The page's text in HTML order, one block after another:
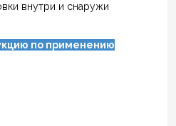
внутри и снаружи
по применению